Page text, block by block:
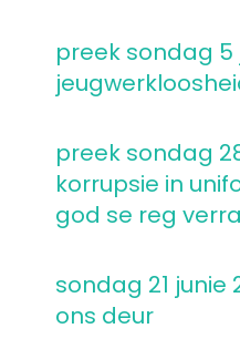
preek sondag 5
preek sondag
korrupsie in
god se reg
sondag 21
ons deur